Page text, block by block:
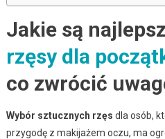
Jakie są
rzęsy dla
co zwrócić
Wybór sztucznych rzęs dla osób,
przygodę z makijażem oczu, ma